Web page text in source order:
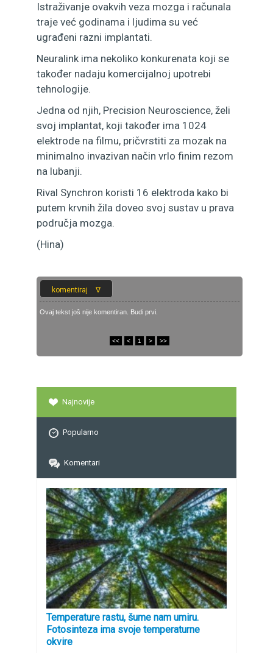
Istraživanje ovakvih veza mozga i računala
traje već godinama i ljudima su već
ugrađeni razni implantati.
Neuralink ima nekoliko konkurenata koji se
također nadaju komercijalnoj upotrebi
tehnologije.
Jedna od njih, Precision Neuroscience, želi
svoj implantat, koji također ima 1024
elektrode na filmu, pričvrstiti za mozak na
minimalno invazivan način vrlo finim rezom
na lubanji.
Rival Synchron koristi 16 elektroda kako bi
putem krvnih žila doveo svoj sustav u prava
područja mozga.
(Hina)
Ovaj tekst još nije komentiran. Budi prvi.
<< < 1 > >>
Najnovije
Popularno
Komentari
Temperature rastu, šume nam umiru.
Fotosinteza ima svoje temperaturne
okvire